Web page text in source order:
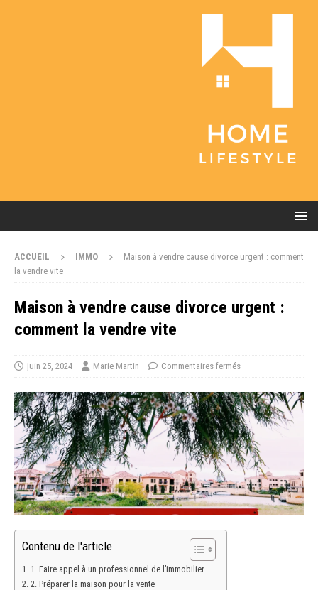
ACCUEIL IMMO
Maison à vendre cause divorce urgent : comment
la vendre vite
Maison à vendre cause divorce urgent :
comment la vendre vite
juin 25, 2024 Marie Martin Commentaires fermés
Contenu de l'article
1. Faire appel à un professionnel de l’immobilier
2. Préparer la maison pour la vente